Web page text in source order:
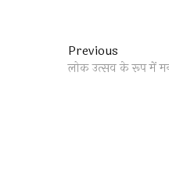
Post
navigation
Previous
post:
लोक उत्सव के रूप में